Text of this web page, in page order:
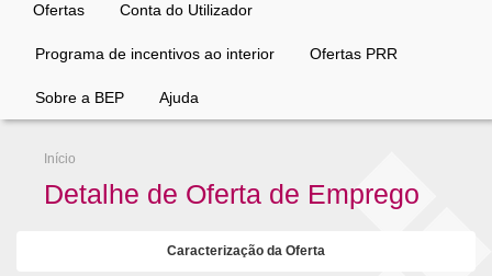
Ofertas Conta do Utilizador
Programa de incentivos ao interior Ofertas PRR
Sobre a BEP Ajuda
Início
Detalhe de Oferta de Emprego
Caracterização da Oferta